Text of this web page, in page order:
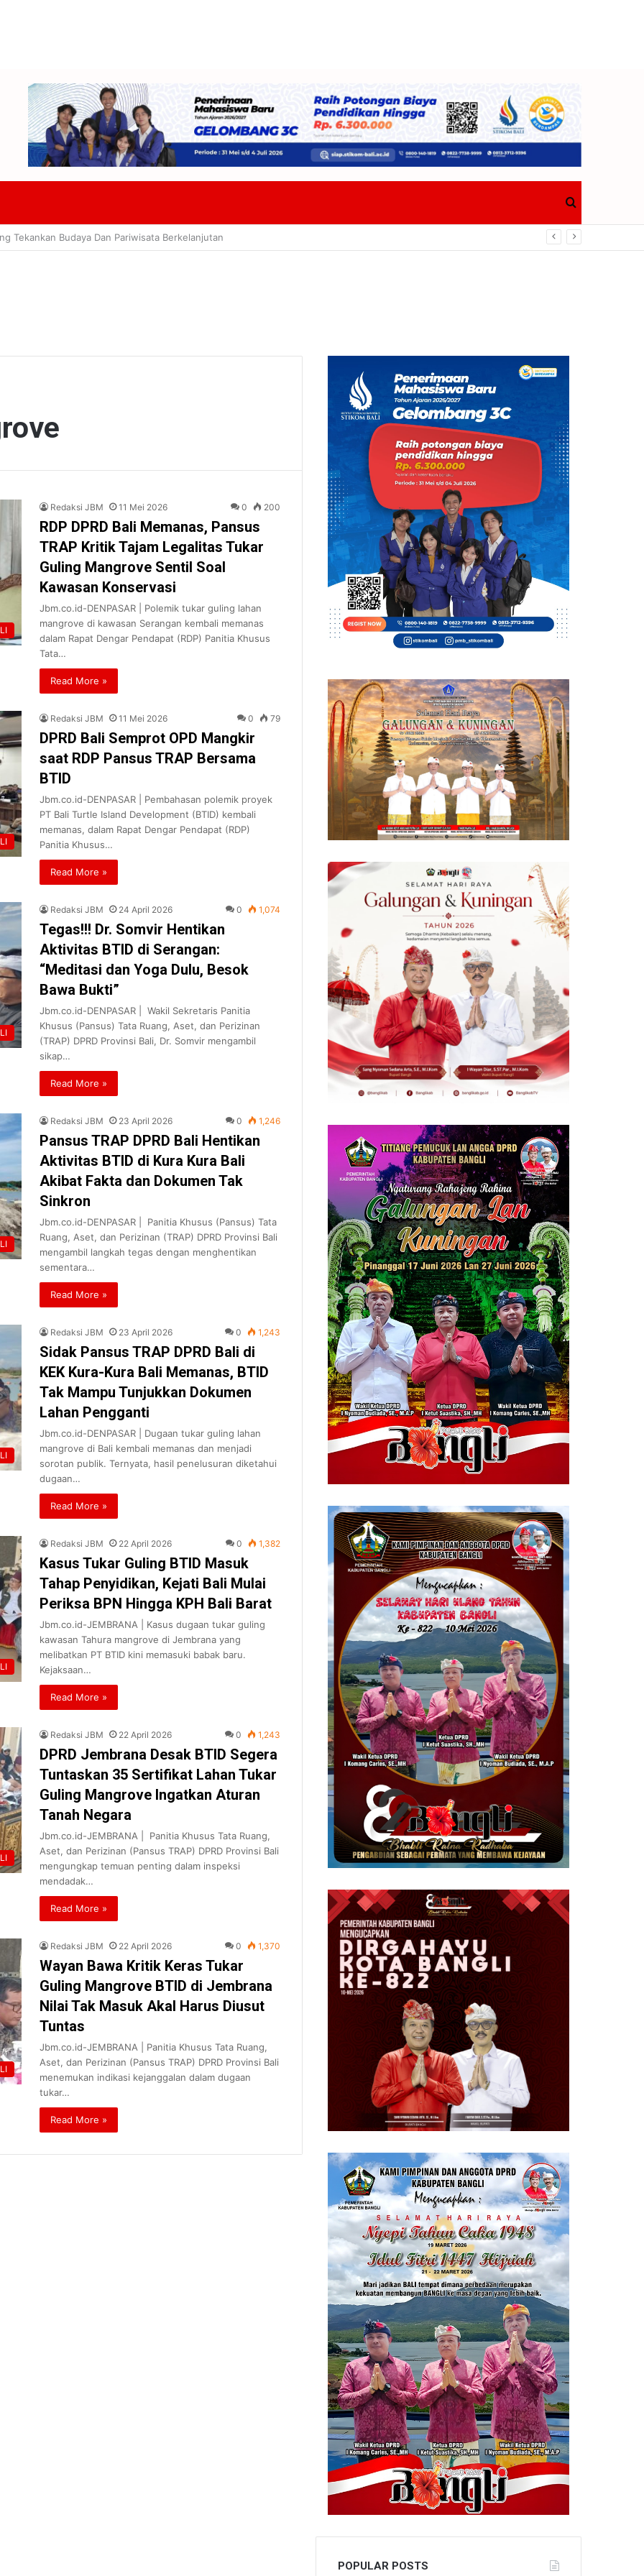
for
DPRD Tekankan Ketelitian Dan Kepastian Hukum
Redaksi JBM 11 Mei 2026 0 200
RDP DPRD Bali Memanas, Pansus
TRAP Kritik Tajam Legalitas Tukar
Guling Mangrove Sentil Soal
Kawasan Konservasi
Jbm.co.id-DENPASAR | Polemik tukar guling lahan
mangrove di kawasan Serangan kembali memanas
dalam Rapat Dengar Pendapat (RDP) Panitia Khusus
Tata…
Read More »
Redaksi JBM 11 Mei 2026 0 79
DPRD Bali Semprot OPD Mangkir
saat RDP Pansus TRAP Bersama
BTID
Jbm.co.id-DENPASAR | Pembahasan polemik proyek
PT Bali Turtle Island Development (BTID) kembali
memanas, dalam Rapat Dengar Pendapat (RDP)
Panitia Khusus…
Read More »
Redaksi JBM 24 April 2026 0 1,074
Tegas!!! Dr. Somvir Hentikan
Aktivitas BTID di Serangan:
“Meditasi dan Yoga Dulu, Besok
Bawa Bukti”
Jbm.co.id-DENPASAR | Wakil Sekretaris Panitia
Khusus (Pansus) Tata Ruang, Aset, dan Perizinan
(TRAP) DPRD Provinsi Bali, Dr. Somvir mengambil
sikap…
Read More »
Redaksi JBM 23 April 2026 0 1,246
Pansus TRAP DPRD Bali Hentikan
Aktivitas BTID di Kura Kura Bali
Akibat Fakta dan Dokumen Tak
Sinkron
Jbm.co.id-DENPASAR | Panitia Khusus (Pansus) Tata
Ruang, Aset, dan Perizinan (TRAP) DPRD Provinsi Bali
mengambil langkah tegas dengan menghentikan
sementara…
Read More »
Redaksi JBM 23 April 2026 0 1,243
Sidak Pansus TRAP DPRD Bali di
KEK Kura-Kura Bali Memanas, BTID
Tak Mampu Tunjukkan Dokumen
Lahan Pengganti
Jbm.co.id-DENPASAR | Dugaan tukar guling lahan
mangrove di Bali kembali memanas dan menjadi
sorotan publik. Ternyata, hasil penelusuran diketahui
dugaan…
Read More »
Redaksi JBM 22 April 2026 0 1,382
Kasus Tukar Guling BTID Masuk
Tahap Penyidikan, Kejati Bali Mulai
Periksa BPN Hingga KPH Bali Barat
Jbm.co.id-JEMBRANA | Kasus dugaan tukar guling
kawasan Tahura mangrove di Jembrana yang
melibatkan PT BTID kini memasuki babak baru.
Kejaksaan…
Read More »
Redaksi JBM 22 April 2026 0 1,243
DPRD Jembrana Desak BTID Segera
Tuntaskan 35 Sertifikat Lahan Tukar
Guling Mangrove Ingatkan Aturan
Tanah Negara
Jbm.co.id-JEMBRANA | Panitia Khusus Tata Ruang,
Aset, dan Perizinan (Pansus TRAP) DPRD Provinsi Bali
mengungkap temuan penting dalam inspeksi
mendadak…
Read More »
Redaksi JBM 22 April 2026 0 1,370
Wayan Bawa Kritik Keras Tukar
Guling Mangrove BTID di Jembrana
Nilai Tak Masuk Akal Harus Diusut
Tuntas
Jbm.co.id-JEMBRANA | Panitia Khusus Tata Ruang,
Aset, dan Perizinan (Pansus TRAP) DPRD Provinsi Bali
menemukan indikasi kejanggalan dalam dugaan
tukar…
Read More »
POPULAR POSTS